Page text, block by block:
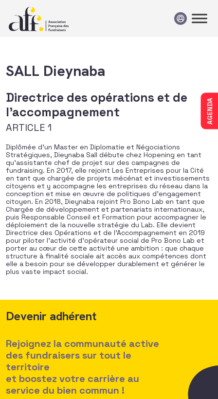
AGENDA
SALL Dieynaba
Directrice des opérations et de
l'accompagnement
ARTICLE 1
Diplômée d’un Master en Diplomatie et Négociations
Stratégiques, Dieynaba Sall débute chez Hopening en tant
qu’assistante chef de projet sur des campagnes de
fundraising. En 2017, elle rejoint Les Entreprises pour la Cité
en tant que chargée de projets mécénat et investissements
citoyens et y accompagne les entreprises du réseau dans la
conception et mise en œuvre de politiques d’engagement
citoyen. En 2018, Dieynaba rejoint Pro Bono Lab en tant que
Chargée de développement et partenariats internationaux,
puis Responsable Conseil et Formation pour accompagner le
déploiement de la nouvelle stratégie du Lab. Elle devient
Directrice des Opérations et de l’Accompagnement en 2019
pour piloter l’activité d’opérateur social de Pro Bono Lab et
porter au cœur de cette activité une ambition : que chaque
structure à finalité sociale ait accès aux compétences dont
elle a besoin pour se développer durablement et générer le
plus vaste impact social.
Devenir adhérent
Rejoignez la communauté active
des fundraisers sur tout le
territoire
et boostez votre carrière au
service du bien commun !